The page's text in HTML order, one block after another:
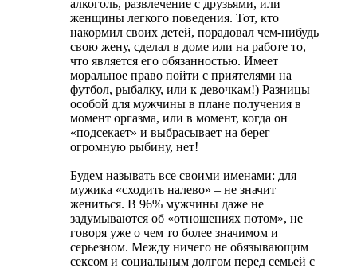
алкоголь, развлечение с друзьями, или
женщины легкого поведения. Тот, кто
накормил своих детей, порадовал чем-нибудь
свою жену, сделал в доме или на работе то,
что является его обязанностью. Имеет
моральное право пойти с приятелями на
футбол, рыбалку, или к девочкам!) Разницы
особой для мужчины в плане получения в
момент оргазма, или в момент, когда он
«подсекает» и выбрасывает на берег
огромную рыбину, нет!
Будем называть все своими именами: для
мужика «сходить налево» – не значит
жениться. В 96% мужчины даже не
задумываются об «отношениях потом», не
говоря уже о чем то более значимом и
серьезном. Между ничего не обязывающим
сексом и социальным долгом перед семьей с